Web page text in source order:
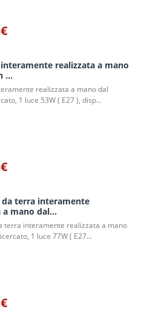
realizzata a mano
...
realizzata a mano dal
1 luce 53W ( E27 ), disp...
da terra interamente
a mano dal...
terra interamente realizzata a mano
1 luce 77W ( E27...